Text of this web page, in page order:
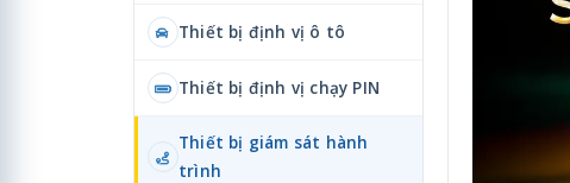
Thiết bị định vị ô tô
Thiết bị định vị chạy PIN
Thiết bị giám sát hành
trình